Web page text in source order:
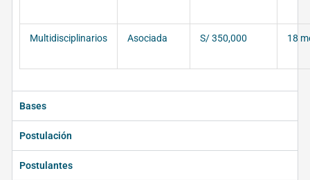
Multidisciplinarios Asociada S/ 350,000 18
Bases
Postulación
Postulantes